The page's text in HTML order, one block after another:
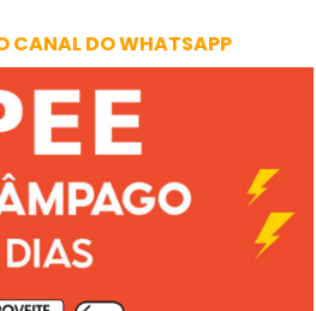
CANAL DO WHATSAPP